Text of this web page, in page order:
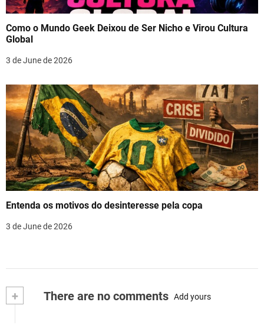
Como o Mundo Geek Deixou de Ser Nicho e Virou Cultura
Global
3 de June de 2026
Entenda os motivos do desinteresse pela copa
3 de June de 2026
+ There are no comments Add yours